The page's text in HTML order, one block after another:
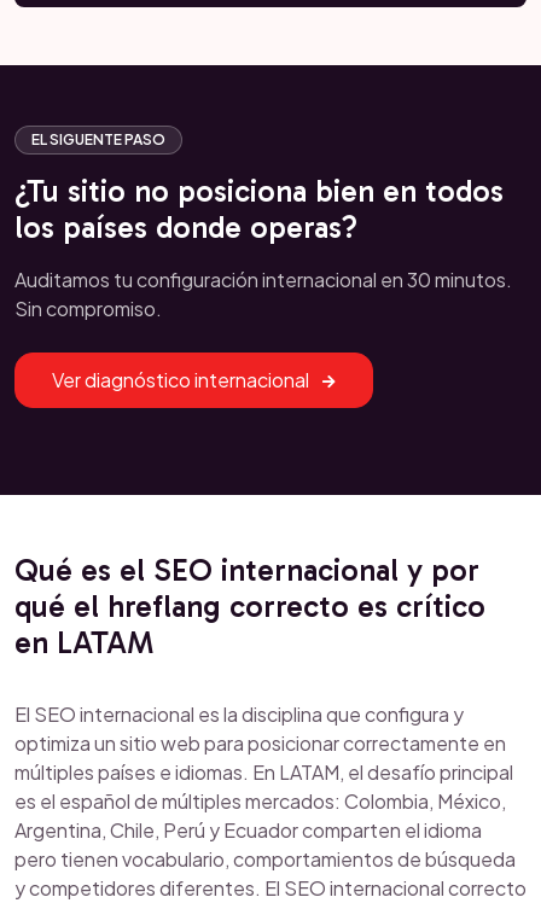
EL SIGUENTE PASO
¿Tu sitio no posiciona bien en todos
los países donde operas?
Auditamos tu configuración internacional en 30 minutos.
Sin compromiso.
Ver diagnóstico internacional
Qué es el SEO internacional y por
qué el hreflang correcto es crítico
en LATAM
El SEO internacional es la disciplina que configura y
optimiza un sitio web para posicionar correctamente en
múltiples países e idiomas. En LATAM, el desafío principal
es el español de múltiples mercados: Colombia, México,
Argentina, Chile, Perú y Ecuador comparten el idioma
pero tienen vocabulario, comportamientos de búsqueda
y competidores diferentes. El SEO internacional correcto